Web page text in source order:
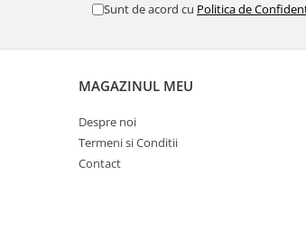
Sunt de acord cu Politica de
MAGAZINUL MEU
Despre noi
Termeni si Conditii
Contact